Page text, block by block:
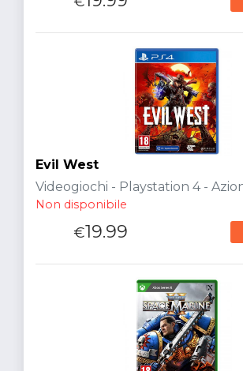
Evil West
Videogiochi - Playstation 4 -
Non disponibile
€19.99